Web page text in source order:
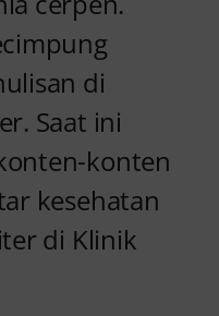
di
Saat ini
konten
kesehatan
di Klinik